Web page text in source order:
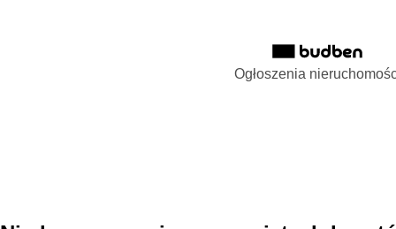
Ogłoszenia